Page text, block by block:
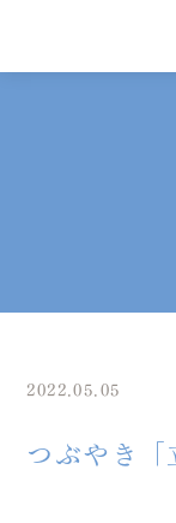
2022.05.05
つぶやき「